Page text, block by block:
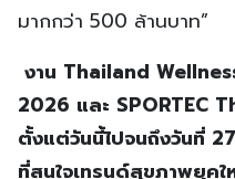
มากกว่า 500 ล้านบาท”
งาน Thailand
2026 และ SPORTEC
ตั้งแต่วันนี้ไปจนถึงวันที่
ที่สนใจเทรนด์สุขภาพยุค